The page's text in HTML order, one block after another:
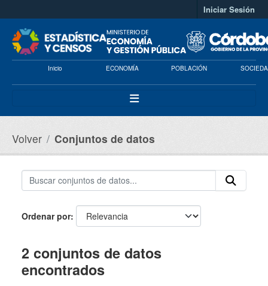
Iniciar Sesión
Inicio ECONOMÍA POBLACIÓN
Volver Conjuntos de datos
Ordenar por
2 conjuntos de datos
encontrados